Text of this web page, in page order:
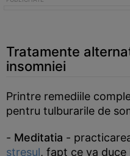
Tratamente
insomniei
Printre remediile
pentru tulburarile de
- Meditatia -
stresul, fapt ce va duce